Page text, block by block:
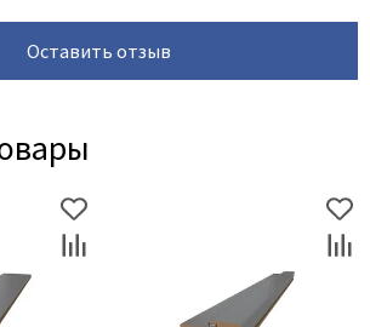
Оставить отзыв